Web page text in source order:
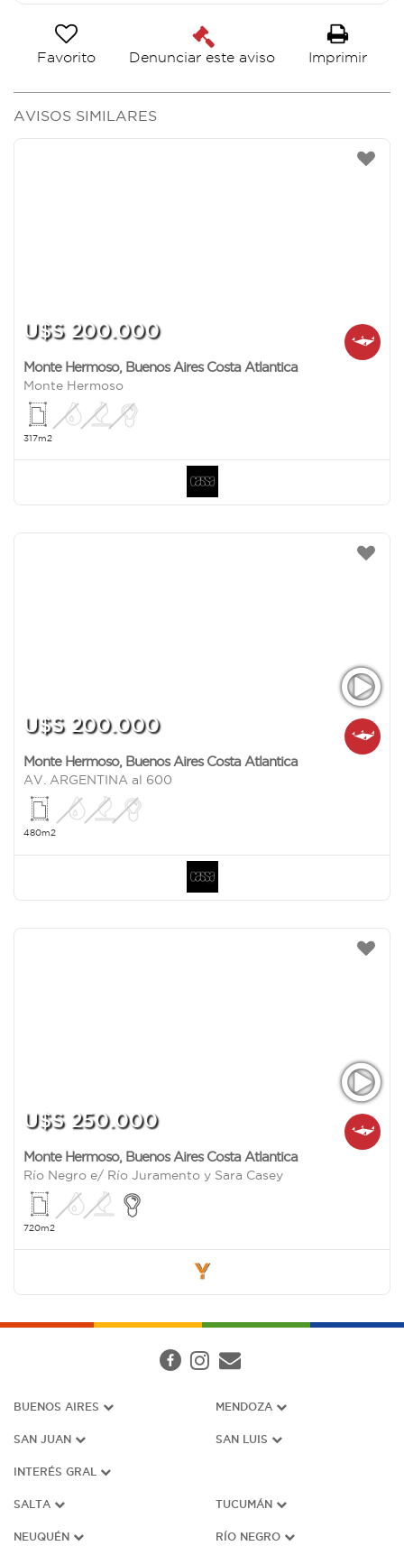
Favorito Denunciar este aviso Imprimir
AVISOS SIMILARES
U$S 200.000
Monte Hermoso, Buenos Aires Costa Atlantica
Monte Hermoso
317m2
U$S 200.000
Monte Hermoso, Buenos Aires Costa Atlantica
AV. ARGENTINA al 600
480m2
U$S 250.000
Monte Hermoso, Buenos Aires Costa Atlantica
Río Negro e/ Río Juramento y Sara Casey
720m2
BUENOS AIRES MENDOZA
SAN JUAN SAN LUIS
INTERÉS GRAL
SALTA TUCUMÁN
NEUQUÉN RÍO NEGRO